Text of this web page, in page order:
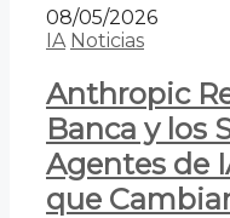
08/05/2026
IA Noticias
Anthropic
Banca y los
Agentes de
que